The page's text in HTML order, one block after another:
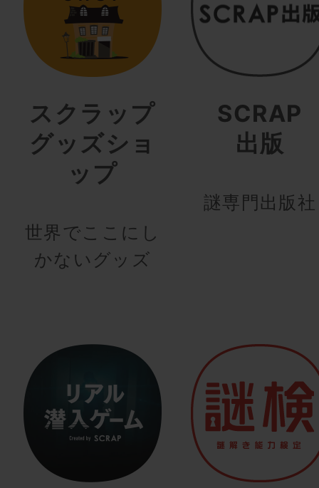
スクラップ
グッズショ
ップ
世界でここにし
かないグッズ
SCRAP
出版
謎専門出版社